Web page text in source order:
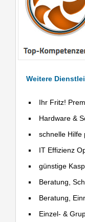
Weitere
Ihr Fritz!
Hardware &
schnelle Hilfe
IT Effizienz
günstige
Beratung,
Beratung,
Einzel- &